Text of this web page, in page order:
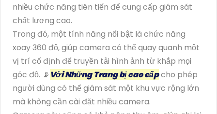
nhiều chức năng tiên tiến để cung cấp giám sát
chất lượng cao.
Trong đó, một tính năng nổi bật là chức năng
xoay 360 độ, giúp camera có thể quay quanh một
vị trí cố định để truyền tải hình ảnh từ khắp mọi
góc độ. 📡 Với Những Trang bị cao cấpcho phép
người dùng có thể giám sát một khu vực rộng lớn
mà không cần cài đặt nhiều camera.